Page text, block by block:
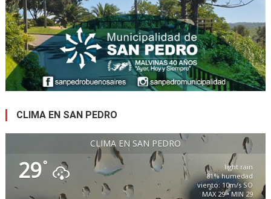
CLIMA EN SAN PEDRO
CLIMA EN SAN PEDRO
29°
light rain
81% humedad
viento: 10m/s SO
MAX 29 • MIN 29